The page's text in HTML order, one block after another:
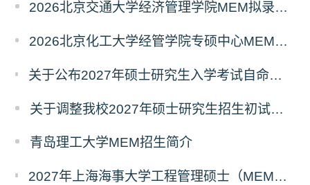
2026北京交通大学经济管理学院MEM拟录取分析解读
2026北京化工大学经管学院专硕中心MEM拟录取分析解读
关于公布2027年硕士研究生入学考试自命题考试科目考试大纲的通知
关于调整我校2027年硕士研究生招生初试科目的公告
青岛理工大学MEM招生简介
2027年上海海事大学工程管理硕士（MEM）宁波产教融合研究生培养项目